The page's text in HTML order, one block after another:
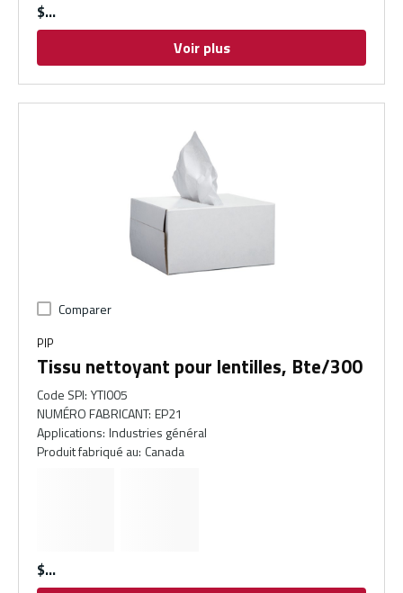
$
Voir plus
Comparer
PIP
Tissu nettoyant pour lentilles, Bte/300
Code SPI: YTI005
NUMÉRO FABRICANT: EP21
Applications: Industries général
Produit fabriqué au: Canada
$